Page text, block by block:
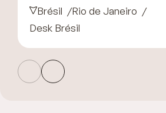
Brésil
Rio de Janeiro
Desk Brésil